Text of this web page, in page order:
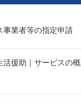
事業者等の指定申請
活援助｜サービスの概